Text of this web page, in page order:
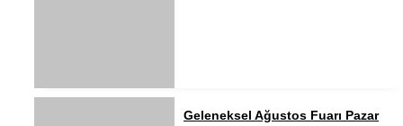
Geleneksel Ağustos Fuarı Pazar